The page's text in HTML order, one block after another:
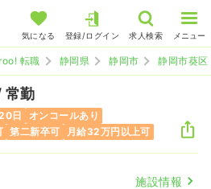
気になる 登録/ログイン 求人検索 メニュー
転職 静岡県 静岡市 静岡市葵区
常勤
日
オンコールあり
第二新卒可 月給32万円以上可
施設情報